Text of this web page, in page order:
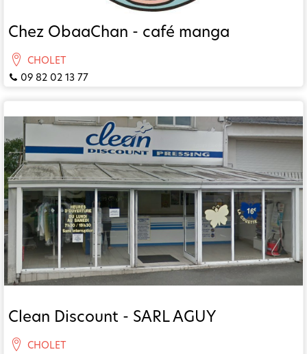
Chez ObaaChan - café manga
CHOLET
09 82 02 13 77
Clean Discount - SARL AGUY
CHOLET